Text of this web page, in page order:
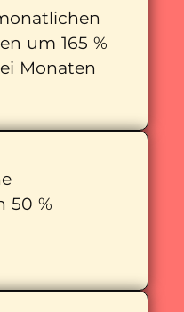
um 165 %
Monaten
50 %